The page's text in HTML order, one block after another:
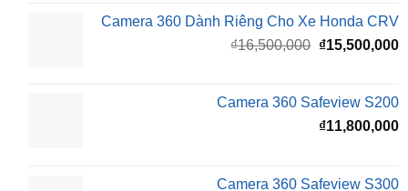
Camera 360 Dành Riêng Cho Xe Honda CRV
₫16,500,000 Giá
₫16,500,000.
₫15,500,000
Camera 360 Safeview S200
₫11,800,000
Camera 360 Safeview S300